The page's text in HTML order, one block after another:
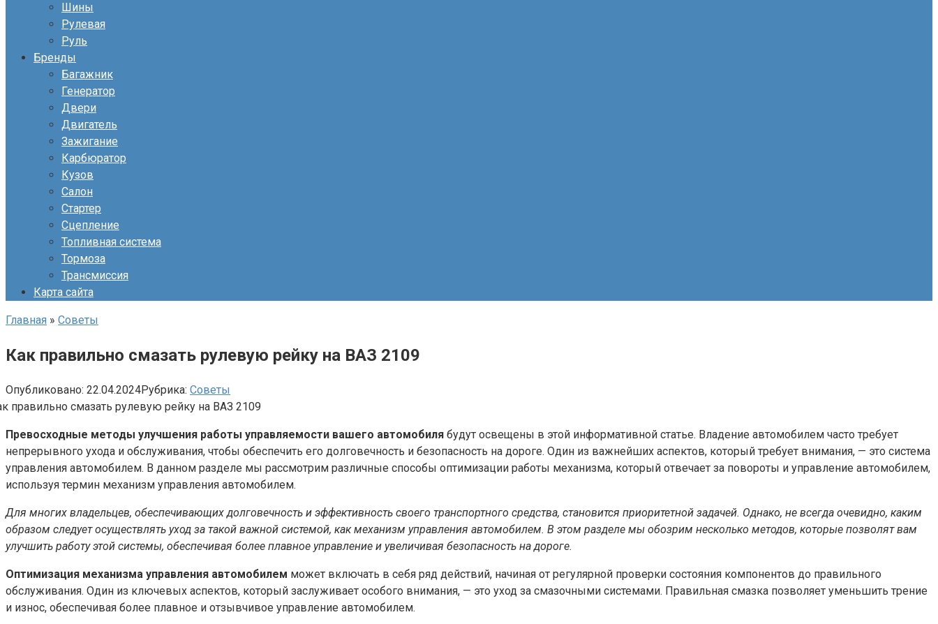
Шины
Рулевая
Руль
Бренды
Багажник
Генератор
Двери
Двигатель
Зажигание
Карбюратор
Кузов
Салон
Стартер
Сцепление
Топливная система
Тормоза
Трансмиссия
Карта сайта
Главная » Советы
Как правильно смазать рулевую рейку на ВАЗ 2109
Опубликовано: 22.04.2024Рубрика: Советы
Превосходные методы улучшения работы управляемости вашего автомобиля будут освещены в этой информативной статье. Владение автомобилем часто требует
непрерывного ухода и обслуживания, чтобы обеспечить его долговечность и безопасность на дороге. Один из важнейших аспектов, который требует внимания, — это система
управления автомобилем. В данном разделе мы рассмотрим различные способы оптимизации работы механизма, который отвечает за повороты и управление автомобилем,
используя термин механизм управления автомобилем.
Для многих владельцев, обеспечивающих долговечность и эффективность своего транспортного средства, становится приоритетной задачей. Однако, не всегда очевидно, каким
образом следует осуществлять уход за такой важной системой, как механизм управления автомобилем. В этом разделе мы обозрим несколько методов, которые позволят вам
улучшить работу этой системы, обеспечивая более плавное управление и увеличивая безопасность на дороге.
Оптимизация механизма управления автомобилем может включать в себя ряд действий, начиная от регулярной проверки состояния компонентов до правильного
обслуживания. Один из ключевых аспектов, который заслуживает особого внимания, — это уход за смазочными системами. Правильная смазка позволяет уменьшить трение
и износ, обеспечивая более плавное и отзывчивое управление автомобилем.